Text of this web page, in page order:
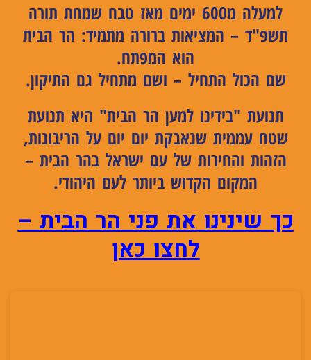
למעלה מ600 ימים מאז טבח שמחת תורה
תשפ"ד – המציאות ברורה מתמיד: הר הבית
הוא המפתח.
שם הכול התחיל – ושם מתחיל גם התיקון.
תנועת "בידינו למען הר הבית" היא תנועת
שטח עממית שנאבקת יום יום על הריבונות,
הזהות והחירות של עם ישראל בהר הבית –
המקום הקדוש ביותר לעם היהודי.
כך שינינו את פני הר הבית –
לחצו כאן